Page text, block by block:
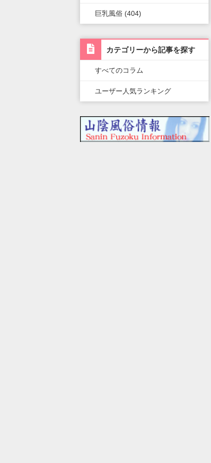
山梨県
長野県
山形県
岩手県
島根県
山口県
高知県
佐賀県
長崎県
沖縄県
巨乳風俗 (404)
カテゴリーから記事を探す
すべてのコラム
ユーザー人気ランキング